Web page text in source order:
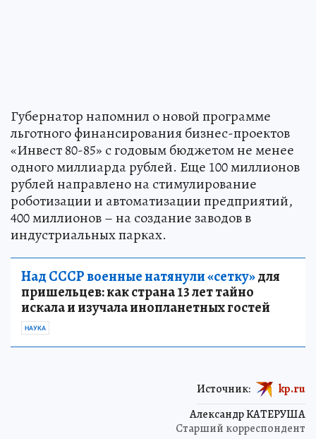
Губернатор напомнил о новой программе
льготного финансирования бизнес-проектов
«Инвест 80-85» с годовым бюджетом не менее
одного миллиарда рублей. Еще 100 миллионов
рублей направлено на стимулирование
роботизации и автоматизации предприятий,
400 миллионов – на создание заводов в
индустриальных парках.
Над СССР военные натянули «сетку»для
пришельцев: как страна 13 лет тайно
искала и изучала инопланетных гостей
НАУКА
Александр КАТЕРУША
Старший корреспондент
Источник: kp.ru